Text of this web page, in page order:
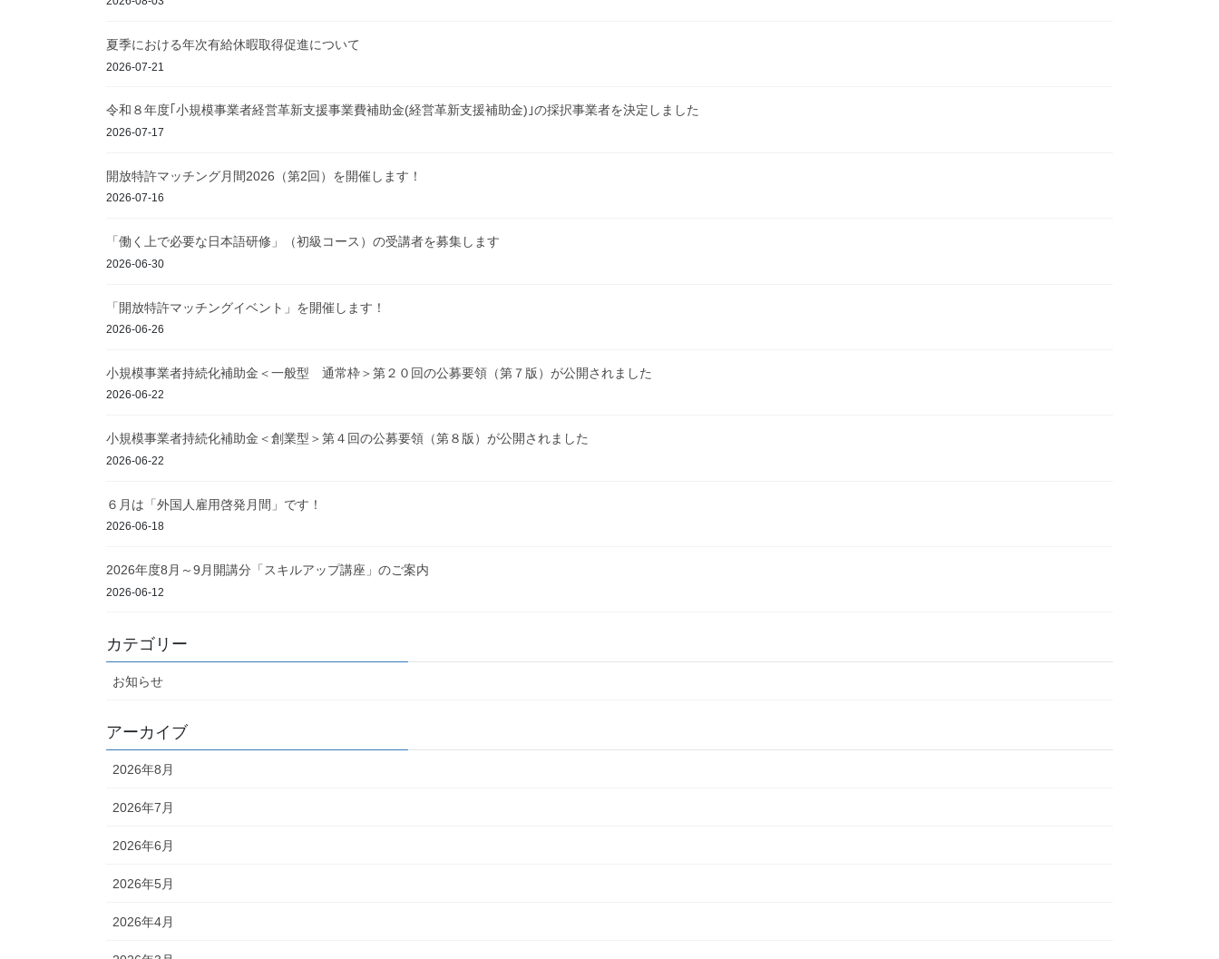
夏季における年次有給休暇取得促進について
2026-07-21
令和８年度｢小規模事業者経営革新支援事業費補助金(経営革新支援補助金)｣の採択事業者を決定しました
2026-07-17
開放特許マッチング月間2026（第2回）を開催します！
2026-07-16
「働く上で必要な日本語研修」（初級コース）の受講者を募集します
2026-06-30
「開放特許マッチングイベント」を開催します！
2026-06-26
小規模事業者持続化補助金＜一般型 通常枠＞第２０回の公募要領（第７版）が公開されました
2026-06-22
小規模事業者持続化補助金＜創業型＞第４回の公募要領（第８版）が公開されました
2026-06-22
６月は「外国人雇用啓発月間」です！
2026-06-18
2026年度8月～9月開講分「スキルアップ講座」のご案内
2026-06-12
カテゴリー
お知らせ
アーカイブ
2026年8月
2026年7月
2026年6月
2026年5月
2026年4月